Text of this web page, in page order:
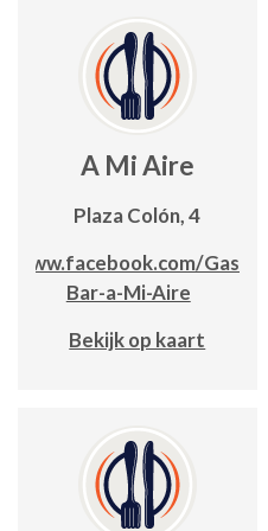
A Mi Aire
Plaza Colón, 4
www.facebook.com/Gastro-
Bar-a-Mi-Aire
Bekijk op kaart